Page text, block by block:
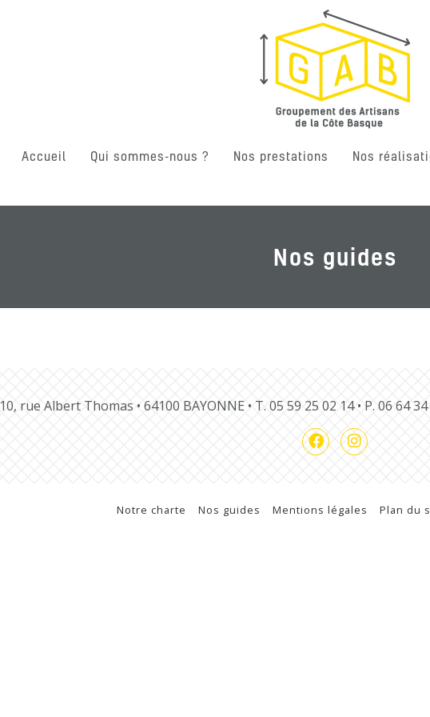
Accueil Qui sommes-nous ? Nos prestations Nos
Nos guides
10, rue Albert Thomas • 64100 BAYONNE • T. 05 59 25 02 14• P. 06 64
Notre charte Nos guides Mentions légales Plan du